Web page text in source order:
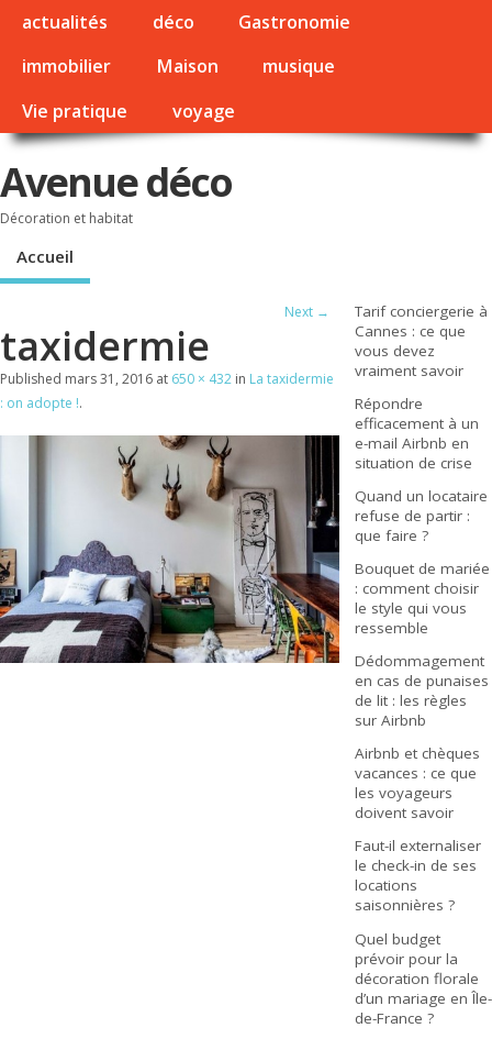
actualités déco
Gastronomie
immobilier
Maison
musique
Vie pratique
voyage
Avenue déco
Décoration et habitat
Accueil
Next →
taxidermie
Published mars 31, 2016 at 650 × 432 in La taxidermie
: on adopte !.
Tarif conciergerie à
Cannes : ce que
vous devez
vraiment savoir
Répondre
efficacement à un
e-mail Airbnb en
situation de crise
Quand un locataire
refuse de partir :
que faire ?
Bouquet de mariée
: comment choisir
le style qui vous
ressemble
Dédommagement
en cas de punaises
de lit : les règles
sur Airbnb
Airbnb et chèques
vacances : ce que
les voyageurs
doivent savoir
Faut-il externaliser
le check-in de ses
locations
saisonnières ?
Quel budget
prévoir pour la
décoration florale
d’un mariage en Île-
de-France ?